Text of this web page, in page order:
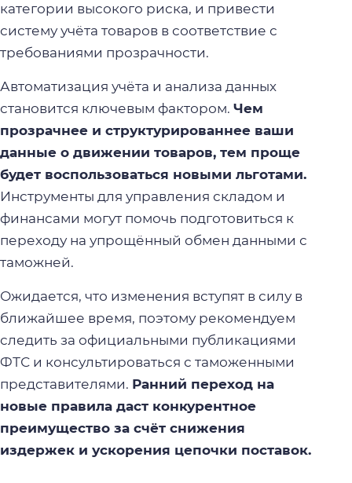
категории высокого риска, и привести
систему учёта товаров в соответствие с
требованиями прозрачности.
Автоматизация учёта и анализа данных
становится ключевым фактором. Чем
прозрачнее и структурированнее ваши
данные о движении товаров, тем проще
будет воспользоваться новыми льготами.
Инструменты для управления складом и
финансами могут помочь подготовиться к
переходу на упрощённый обмен данными с
таможней.
Ожидается, что изменения вступят в силу в
ближайшее время, поэтому рекомендуем
следить за официальными публикациями
ФТС и консультироваться с таможенными
представителями. Ранний переход на
новые правила даст конкурентное
преимущество за счёт снижения
издержек и ускорения цепочки поставок.